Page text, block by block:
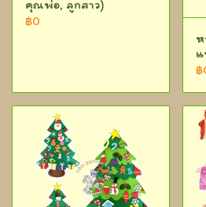
คุณพ่อ, ลูกสาว)
฿0
฿